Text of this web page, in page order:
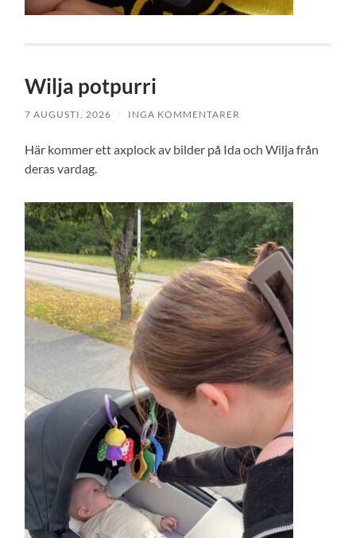
Wilja potpurri
7 AUGUSTI, 2026 / INGA KOMMENTARER
Här kommer ett axplock av bilder på Ida och Wilja från
deras vardag.